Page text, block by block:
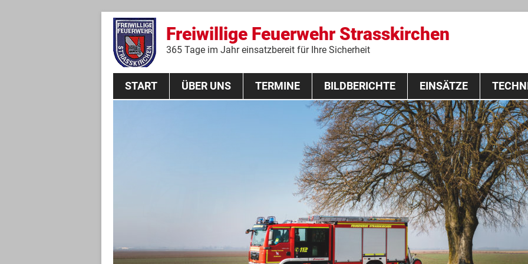
Freiwillige Feuerwehr Strasskirchen
365 Tage im Jahr einsatzbereit für Ihre Sicherheit
Zum
springen
START ÜBER UNS TERMINE
THL Lehrgang 2020
BILDBERICHTE EINSÄTZE
Fahrzeuge
Ausrüstung